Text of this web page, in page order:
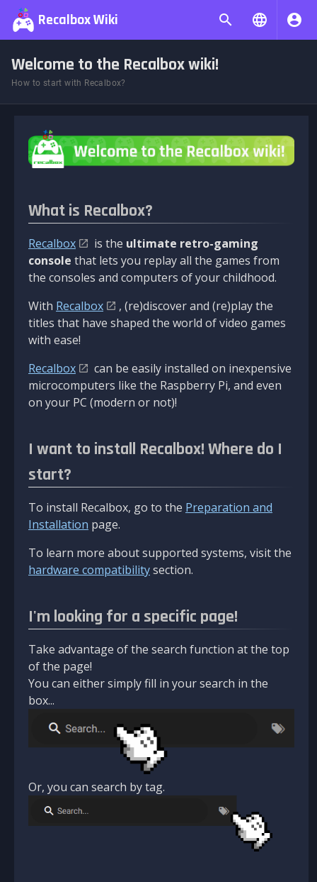
Recalbox Wiki
Welcome to the Recalbox wiki!
How to start with Recalbox?
What is Recalbox?
Recalbox is the ultimate retro-gaming
console that lets you replay all the games from
the consoles and computers of your childhood.
With Recalbox
, (re)discover and (re)play the
titles that have shaped the world of video games
with ease!
Recalbox
can be easily installed on inexpensive
microcomputers like the Raspberry Pi, and even
on your PC (modern or not)!
I want to install Recalbox! Where do I
start?
To install Recalbox, go to the Preparation and
Installation page.
To learn more about supported systems, visit the
hardware compatibilitysection.
I'm looking for a specific page!
Take advantage of the search function at the top
of the page!
You can either simply fill in your search in the
box...
Or, you can search by tag.